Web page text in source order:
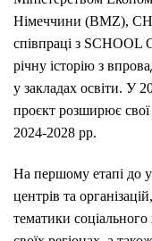
Німеччини (BMZ),
співпраці з
річну історію з
у закладах освіти. У
проєкт розширює
2024-2028 рр.
На першому етапі до
центрів та
тематики